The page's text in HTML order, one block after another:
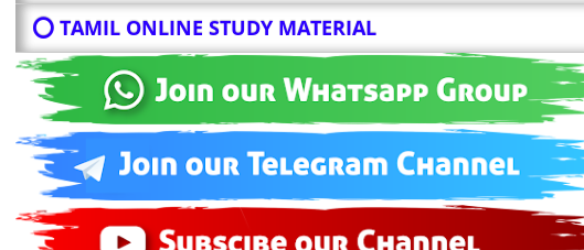
⭕ TAMIL ONLINE STUDY MATERIAL